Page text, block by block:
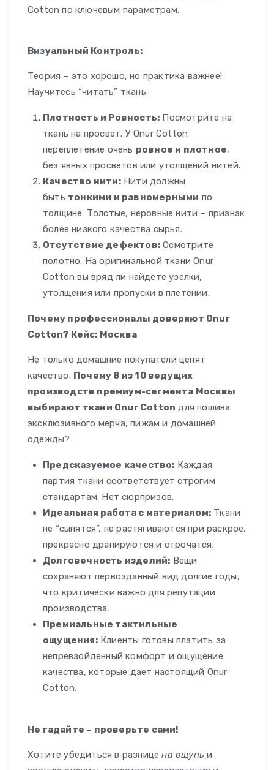
Cotton по ключевым параметрам.
Визуальный Контроль:
Теория – это хорошо, но практика важнее!
Научитесь “читать” ткань:
Плотность и Ровность: Посмотрите на
ткань на просвет. У Onur Cotton
переплетение очень ровное и плотное,
без явных просветов или утолщений нитей.
Качество нити:Нити должны
быть тонкими и равномерными по
толщине. Толстые, неровные нити – признак
более низкого качества сырья.
Отсутствие дефектов: Осмотрите
полотно. На оригинальной ткани Onur
Cotton вы вряд ли найдете узелки,
утолщения или пропуски в плетении.
Почему профессионалы доверяют Onur
Cotton? Кейс: Москва
Не только домашние покупатели ценят
качество. Почему 8 из 10 ведущих
производств премиум-сегмента Москвы
выбирают ткани Onur Cotton для пошива
эксклюзивного мерча, пижам и домашней
одежды?
Предсказуемое качество: Каждая
партия ткани соответствует строгим
стандартам. Нет сюрпризов.
Идеальная работа с материалом: Ткани
не “сыпятся”, не растягиваются при раскрое,
прекрасно драпируются и строчатся.
Долговечность изделий: Вещи
сохраняют первозданный вид долгие годы,
что критически важно для репутации
производства.
Премиальные тактильные
ощущения:Клиенты готовы платить за
непревзойденный комфорт и ощущение
качества, которые дает настоящий Onur
Cotton.
Не гадайте – проверьте сами!
Хотите убедиться в разницена ощупь и